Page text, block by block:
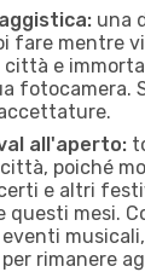
una
fare mentre
e
fotocamera.
all'aperto:
poiché
e altri
questi mesi.
rimanere